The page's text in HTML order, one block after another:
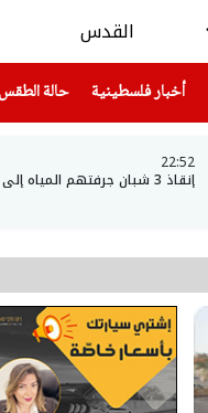
أخبار فلسطينية(current) حالة
22:52
إنقاذ 3 شبان جرفتهم المياه إلى عمق بحيرة طبريا